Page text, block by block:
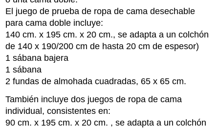
El juego de prueba de ropa de cama desechable
para cama doble incluye:
140 cm. x 195 cm. x 20 cm., se adapta a un colchón
de 140 x 190/200 cm de hasta 20 cm de espesor)
1 sábana bajera
1 sábana
2 fundas de almohada cuadradas, 65 x 65 cm.
También incluye dos juegos de ropa de cama
individual, consistentes en:
90 cm. x 195 cm. x 20 cm. , se adapta a un colchón